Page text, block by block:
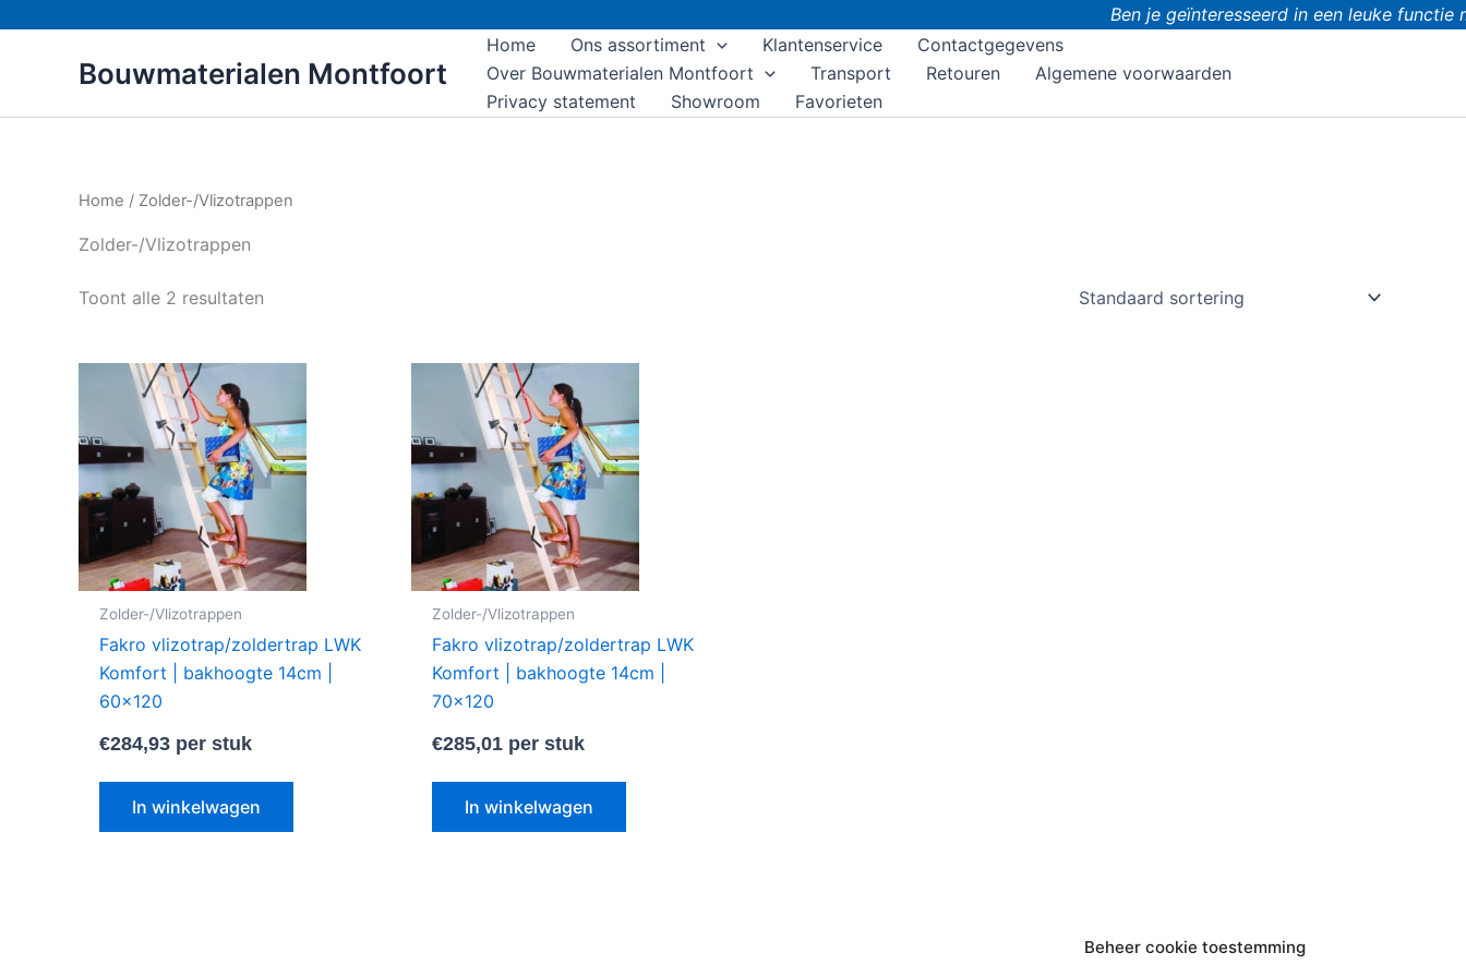
Beheer cookie toestemming
Ben je geïnteresseerd in een leuke functie
Bouwmaterialen Montfoort
Home Ons assortiment Klantenservice
Contactgegevens
Over Bouwmaterialen Montfoort
Transport Retouren
Algemene voorwaarden
Privacy statement
Showroom Favorieten
Home / Zolder-/Vlizotrappen
Zolder-/Vlizotrappen
Toont alle 2 resultaten
Zolder-/Vlizotrappen
Fakro vlizotrap/zoldertrap LWK
Komfort | bakhoogte 14cm |
60×120
€284,93 per stuk
In winkelwagen
Zolder-/Vlizotrappen
Fakro vlizotrap/zoldertrap LWK
Komfort | bakhoogte 14cm |
70×120
€285,01 per stuk
In winkelwagen